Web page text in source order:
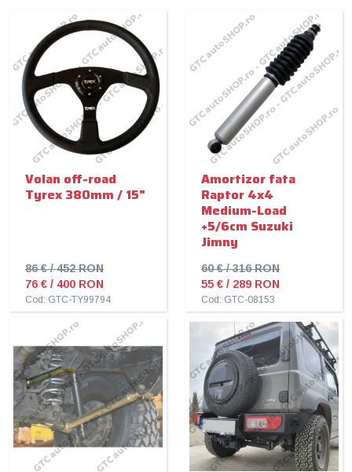
Volan off-road
Tyrex 380mm / 15"
86 € / 452 RON
76 € / 400 RON
Cod: GTC-TY99794
Amortizor fata
Raptor 4x4
Medium-Load
+5/6cm Suzuki
Jimny
60 € / 316 RON
55 € / 289 RON
Cod: GTC-08153